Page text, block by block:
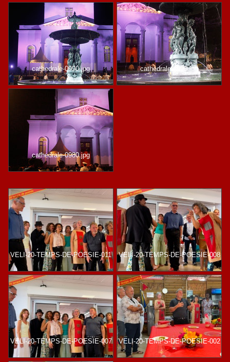
cathedrale-0990.jpg cathedrale-0993.jpg
cathedrale-0980.jpg
VELI-20-TEMPS-DE-POESIE-011 VELI-20-TEMPS-DE-POESIE-008
VELI-20-TEMPS-DE-POESIE-007 VELI-20-TEMPS-DE-POESIE-002